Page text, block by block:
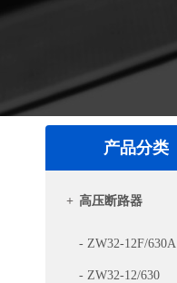
产品分类
+ 高压断路器
- ZW32-12F/630A
- ZW32-12/630